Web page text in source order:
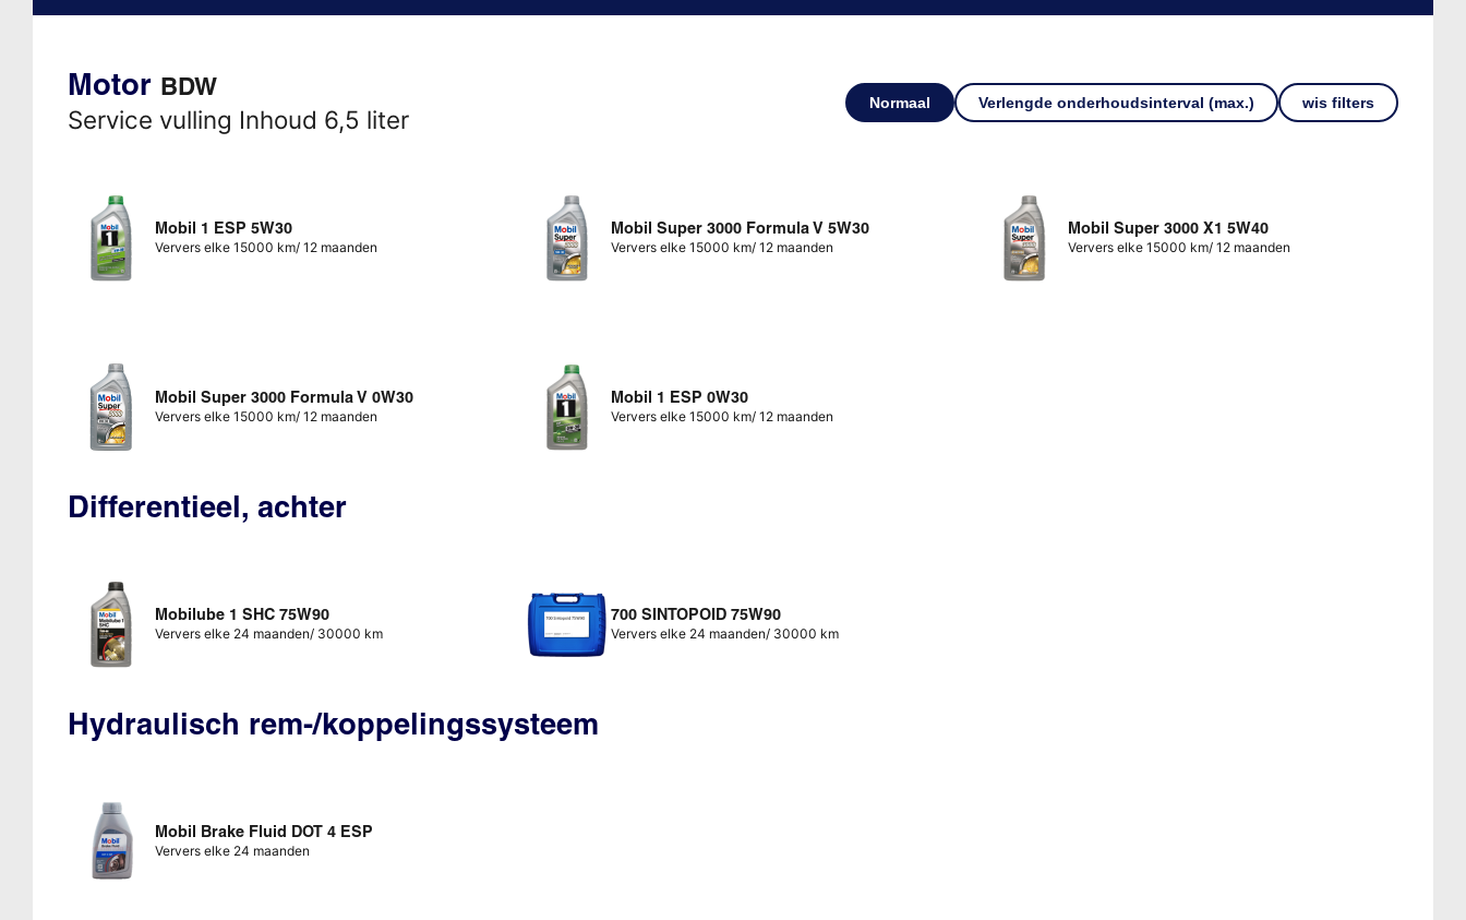
Motor BDW
Service vulling Inhoud 6,5 liter
Normaal Verlengde onderhoudsinterval (max.) wis filters
Mobil 1 ESP 5W30
Ververs elke 15000 km/ 12 maanden
Mobil Super 3000 Formula V 5W30
Ververs elke 15000 km/ 12 maanden
Mobil Super 3000 X1 5W40
Ververs elke 15000 km/ 12 maanden
Mobil Super 3000 Formula V 0W30
Ververs elke 15000 km/ 12 maanden
Mobil 1 ESP 0W30
Ververs elke 15000 km/ 12 maanden
Differentieel, achter
Mobilube 1 SHC 75W90
Ververs elke 24 maanden/ 30000 km
700 SINTOPOID 75W90
Ververs elke 24 maanden/ 30000 km
Hydraulisch rem-/koppelingssysteem
Mobil Brake Fluid DOT 4 ESP
Ververs elke 24 maanden